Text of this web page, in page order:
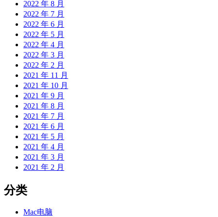
2022 年 8 月
2022 年 7 月
2022 年 6 月
2022 年 5 月
2022 年 4 月
2022 年 3 月
2022 年 2 月
2021 年 11 月
2021 年 10 月
2021 年 9 月
2021 年 8 月
2021 年 7 月
2021 年 6 月
2021 年 5 月
2021 年 4 月
2021 年 3 月
2021 年 2 月
分类
Mac电脑